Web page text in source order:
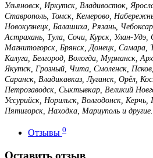
Ульяновск, Иркутск, Владивосток,
Ставрополь, Томск, Кемерово,
Новокузнецк, Балашиха, Рязань,
Астрахань, Тула, Сочи, Курск, Улан-Удэ,
Магнитогорск, Брянск, Донецк, Самара,
Калуга, Белгород, Вологда, Мурманск,
Якутск, Грозный, Чита, Смоленск, Псков,
Саранск, Владикавказ, Луганск, Орёл,
Петрозаводск, Сыктывкар, Великий
Уссурийск, Норильск, Волгодонск,
Пятигорск, Находка, Мариуполь и другие.
Отзывы 0
Оставить отзыв